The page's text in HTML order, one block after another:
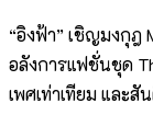
“อิงฟ้า” เชิญมงกุฎ
อลังการแฟชั่นชุด
เพศเท่าเทียม และสั